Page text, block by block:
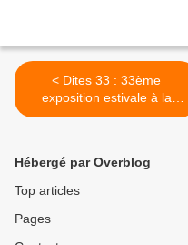
< Dites 33 : 33ème
exposition estivale à la
galerie Trace et Mouvement
Hébergé par Overblog
Top articles
Pages